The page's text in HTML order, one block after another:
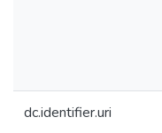
dc.identifier.uri